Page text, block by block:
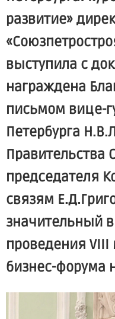
развитие»
выступила с
награждена
письмом вице-
Петербурга
Правительства
председателя
связям
значительный
проведения
бизнес-форума